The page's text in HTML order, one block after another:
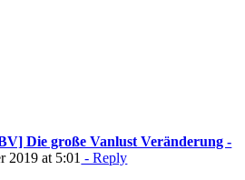
Die große Vanlust Veränderung -
2019 at 5:01 - Reply